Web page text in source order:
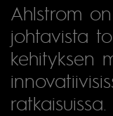
Ahlstrom
johtavista
kehityksen
ratkaisuissa.